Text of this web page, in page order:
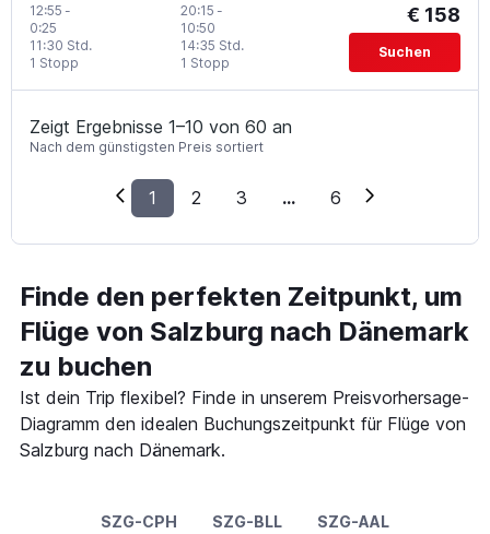
12:55 -
0:25
1 Stopp
11:30 Std.
20:15 -
10:50
1 Stopp
14:35 Std.
€ 158
Suchen
Zeigt Ergebnisse 1–10 von 60 an
Nach dem günstigsten Preis sortiert
1 2 3 ... 6
Finde den perfekten Zeitpunkt, um
Flüge von Salzburg nach Dänemark
zu buchen
Ist dein Trip flexibel? Finde in unserem Preisvorhersage-
Diagramm den idealen Buchungszeitpunkt für Flüge von
Salzburg nach Dänemark.
SZG-CPH SZG-BLL SZG-AAL